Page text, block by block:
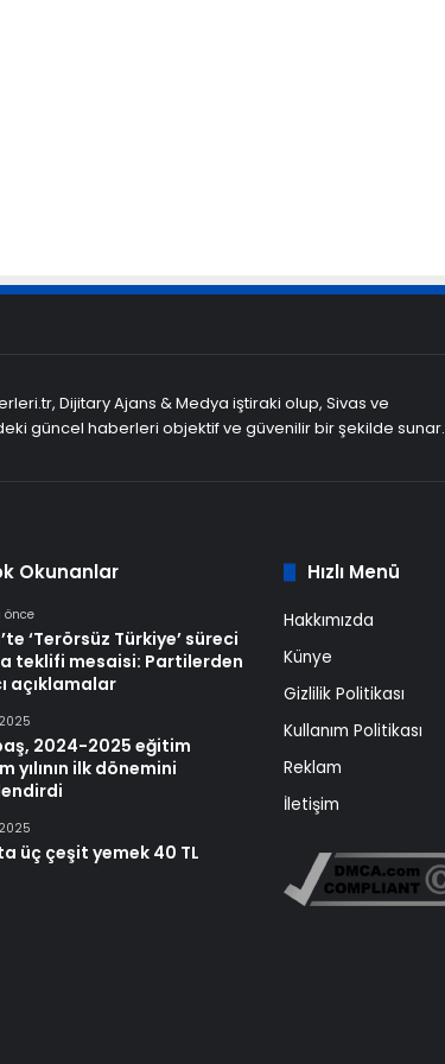
Dijitary Ajans & Medya iştiraki olup, Sivas ve
güncel haberleri objektif ve güvenilir bir şekilde sunar.
Okunanlar
önce
‘Terörsüz Türkiye’ süreci
teklifi mesaisi: Partilerden
açıklamalar
2024-2025 eğitim
yılının ilk dönemini
üç çeşit yemek 40 TL
Hızlı Menü
Hakkımızda
Künye
Gizlilik Politikası
Kullanım Politikası
Reklam
İletişim